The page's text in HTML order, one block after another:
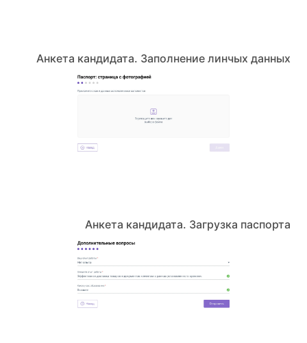
Анкета кандидата. Заполнение линчых данных
Анкета кандидата. Загрузка паспорта